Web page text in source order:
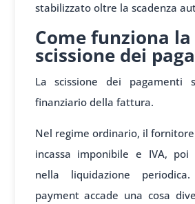
stabilizzato oltre la scadenza
Come funziona la
scissione dei
La scissione dei pagamenti
finanziario della fattura.
Nel regime ordinario, il
incassa imponibile e IVA, poi
nella liquidazione
payment accade una cosa